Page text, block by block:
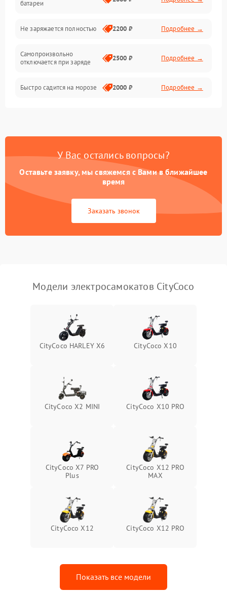
батареи
Не заряжается полностью 2200 ₽ Подробнее →
Самопроизвольно
отключается при заряде
2500 ₽ Подробнее →
Быстро садится на морозе 2000 ₽ Подробнее →
У Вас остались вопросы?
Оставьте заявку, мы свяжемся с Вами в ближайшее
время
Заказать звонок
Модели электросамокатов CityCoco
CityCoco HARLEY X6 CityCoco X10
CityCoco X2 MINI CityCoco X10 PRO
CityCoco X7 PRO
Plus
CityCoco X12 PRO
MAX
CityCoco X12 CityCoco X12 PRO
Показать все модели